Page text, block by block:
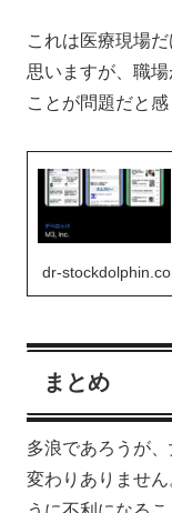
これは医療現場
思いますが、職
ことが問題だと感
dr-
まとめ
多浪であろうが
変わりありませ